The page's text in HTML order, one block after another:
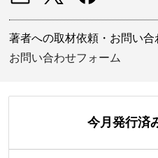
著者への取材依頼・お問い合
お問い合わせフォーム
今月発行済